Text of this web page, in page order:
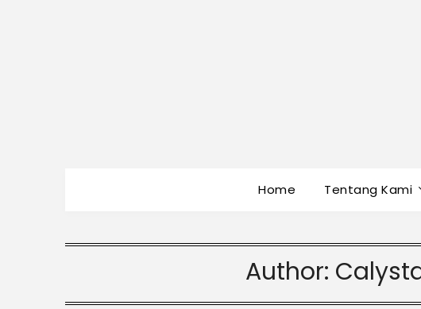
Home Tentang Kami
Author: